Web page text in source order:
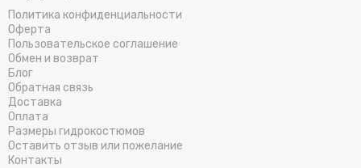
Политика конфиденциальности
Оферта
Пользовательское соглашение
Обмен и возврат
Блог
Обратная связь
Доставка
Оплата
Размеры гидрокостюмов
Оставить отзыв или пожелание
Контакты